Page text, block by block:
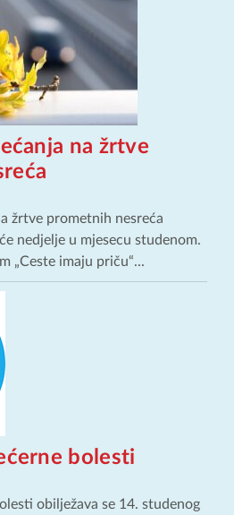
na žrtve
žrtve prometnih nesreća
nedjelje u mjesecu studenom.
„Ceste imaju priču“...
bolesti
obilježava se 14. studenog